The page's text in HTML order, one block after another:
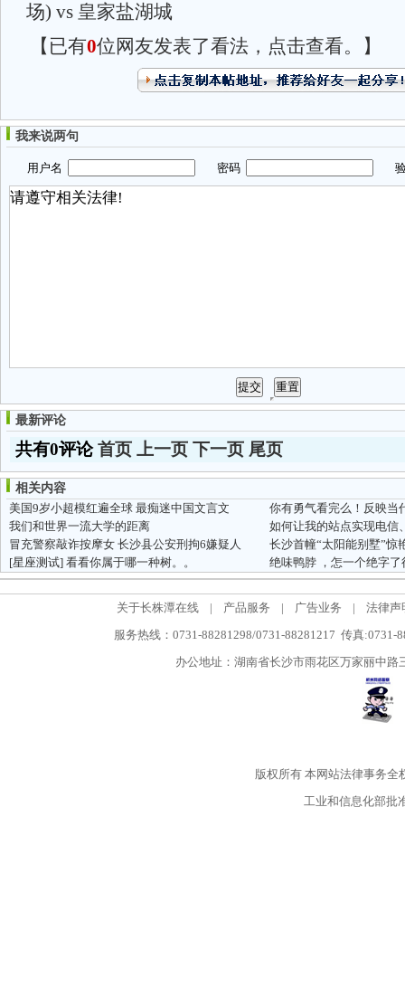
场) vs 皇家盐湖城
【已有0位网友发表了看法，点击查看。】
我来说两句
用户名 密码 验
最新评论
共有0评论首页 上一页 下一页 尾页
相关内容
美国9岁小超模红遍全球 最痴迷中国文言文
你有勇气看完么！反映当
我们和世界一流大学的距离
冒充警察敲诈按摩女 长沙县公安刑拘6嫌疑人
[星座测试] 看看你属于哪一种树。。 绝味鸭脖 ，怎一个绝字了
关于长株潭在线 | 产品服务 | 广告业务 |
法律声
服务热线：0731-88281298/0731-88281217 传真:0731-
办公地址：湖南省长沙市雨花区万家丽中
版权所有本网站法律事务全
工业和信息化部批